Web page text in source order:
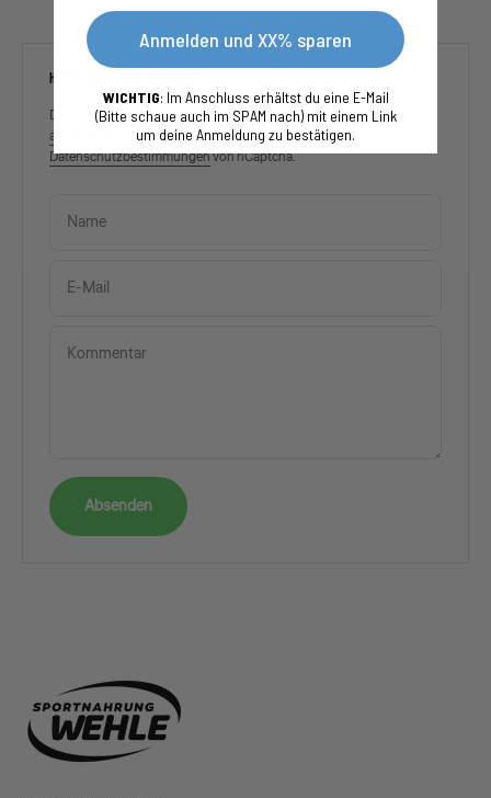
HINTERLASSE EINEN KOMMENTAR
Diese Website ist durch hCaptcha geschützt und es gelten die
allgemeinen Geschäftsbedingungenund
Datenschutzbestimmungenvon hCaptcha.
Name
E-Mail
Kommentar
Absenden
Anmelden und XX% sparen
WICHTIG: Im Anschluss erhältst du eine E-Mail
(Bitte schaue auch im SPAM nach) mit einem Link
um deine Anmeldung zu bestätigen.